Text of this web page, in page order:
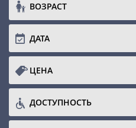
ВОЗРАСТ
ДАТА
ЦЕНА
ДОСТУПНОСТЬ